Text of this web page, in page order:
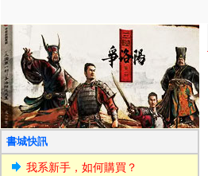
書城快訊
我系新手，如何購買？